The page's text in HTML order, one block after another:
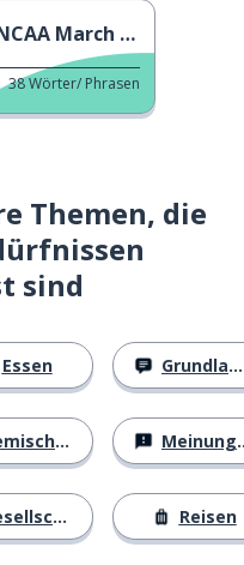
Madness
38Wörter/ Phrasen
Themen, die
sind
Essen Grundlagen
Meinungen
Reisen